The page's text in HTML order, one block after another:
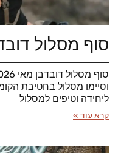
סוף מסלול דובדבן
וסיימו מסלול בחטיבת
ליחידה וטיפים למסלול
קרא עוד »